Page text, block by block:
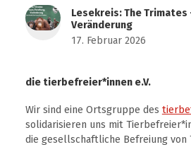
Lesekreis: The Trimates
Veränderung
17. Februar 2026
die tierbefreier*innen e.V.
Wir sind eine Ortsgruppe des
solidarisieren uns mit
die gesellschaftliche Befreiung von